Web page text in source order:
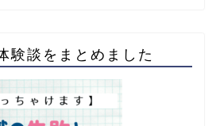
験談をまとめました